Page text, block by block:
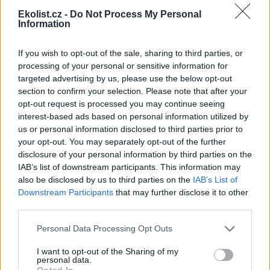
Ekolist.cz - Do Not Process My Personal
Information
If you wish to opt-out of the sale, sharing to third parties, or
processing of your personal or sensitive information for
targeted advertising by us, please use the below opt-out
section to confirm your selection. Please note that after your
opt-out request is processed you may continue seeing
interest-based ads based on personal information utilized by
us or personal information disclosed to third parties prior to
your opt-out. You may separately opt-out of the further
disclosure of your personal information by third parties on the
IAB’s list of downstream participants. This information may
also be disclosed by us to third parties on the IAB’s List of
Downstream Participants that may further disclose it to other
Personal Data Processing Opt Outs
I want to opt-out of the Sharing of my
personal data.
a energetických úvahách jedno z nejvýznamnějších míst.
IEA odhaduje, že pro pohonné hmoty bude k dispozici z
nenahraditelnou. Ufe Bossel z Evropského fóra pro
palivové články uvádí zajímavý výpočet, který přibližuje
realitu vodíkového hospodářství založeného na primární
jaderné energii. Pro srovnání modeluje představu, kdy se
vodíkem tankují pouze letadla Boeing 747 Jumbo pro
dopravu osob i nákladů, které přistávají na frankfurtském
letišti. Denně se jedná – z celkového počtu 520 velikých
letadel – o 50 letadel tohoto typu. V současné době se
každé z nich tankuje 130 tunami (160 metrů kubických)
leteckého benzínu, čemuž energeticky odpovídá 50 tun
kapalného vodíku, který ovšem zaujímá díky nízké hustotě
objem 720 kubických metrů. Pro natankování 50 Jumbo
Boeingů by tak bylo potřeba denně 2500 tun, což odpovídá
asi sedmistovkám nákladních cisteren kapalného vodíku
energetického media o teplotě -253° C by bylo denně
výrobu z vody, zkapalnění, transport a tankování by byla
zapotřebí energie asi osmi velikých 1GW elektráren. Při